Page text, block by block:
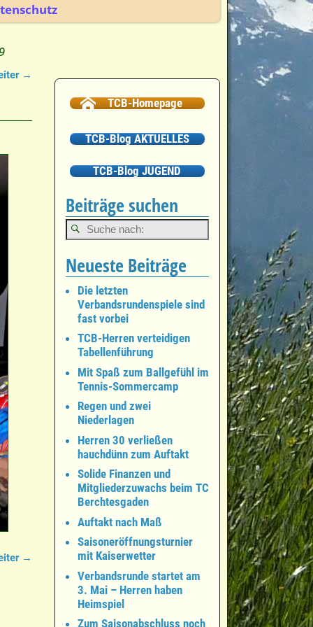
→
→
TCB-Homepage
TCB-Blog AKTUELLES
TCB-Blog JUGEND
Beiträge suchen
Neueste Beiträge
Die letzten
Verbandsrundenspiele sind
fast vorbei
TCB-Herren verteidigen
Tabellenführung
Mit Spaß zum Ballgefühl im
Tennis-Sommercamp
Regen und zwei
Niederlagen
Herren 30 verließen
hauchdünn zum Auftakt
Solide Finanzen und
Mitgliederzuwachs beim TC
Berchtesgaden
Auftakt nach Maß
Saisoneröffnungsturnier
mit Kaiserwetter
Verbandsrunde startet am
3. Mai – Herren haben
Heimspiel
Zum Saisonabschluss noch